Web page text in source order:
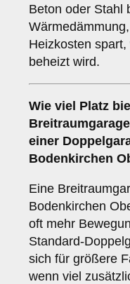
Beton oder Stahl
Heizkosten
beheizt wird.
Wie viel Platz
Breitraumgarage
einer
Bodenkirchen
Eine
Bodenkirchen
oft mehr
Standard-
sich für größere
wenn viel